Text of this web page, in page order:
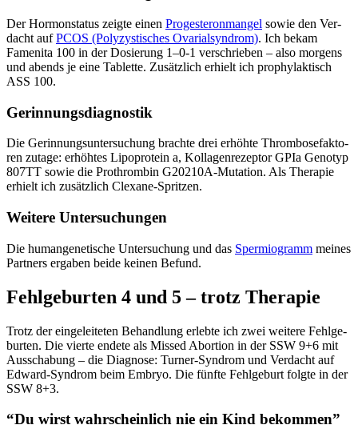
Der Hor­mon­sta­tus zeig­te einen Pro­ges­te­ron­man­gel sowie den Ver­
dacht aufPCOS (Poly­zys­ti­sches Ova­ri­al­syn­drom). Ich bekam
Famen­i­ta 100 in der Dosie­rung 1–0‑1 ver­schrie­ben – also mor­gens
und abends je eine Tablet­te. Zusätz­lich erhielt ich pro­phy­lak­tisch
ASS 100.
Gerin­nungs­dia­gnos­tik
Die Gerin­nungs­un­ter­su­chung brach­te drei erhöh­te Throm­bo­se­fak­to­
ren zuta­ge: erhöh­tes Lipo­pro­te­in a, Kol­la­gen­re­zep­tor GPIa Geno­typ
807TT sowie die Pro­throm­bin G20210A-Muta­ti­on. Als The­ra­pie
erhielt ich zusätz­lich Cle­xa­ne-Sprit­zen.
Wei­te­re Unter­su­chun­gen
Die human­ge­ne­ti­sche Unter­su­chung und das Sper­mio­gramm mei­nes
Part­ners erga­ben bei­de kei­nen Befund.
Fehl­ge­bur­ten 4 und 5 – trotz The­ra­pie
Trotz der ein­ge­lei­te­ten Behand­lung erleb­te ich zwei wei­te­re Fehl­ge­
bur­ten. Die vier­te ende­te als Missed Abor­ti­on in der SSW 9+6 mit
Aus­scha­bung – die Dia­gno­se: Tur­ner-Syn­drom und Ver­dacht auf
Edward-Syn­drom beim Embryo. Die fünf­te Fehl­ge­burt folg­te in der
SSW 8+3.
“Du wirst wahr­schein­lich nie ein Kind bekom­men”